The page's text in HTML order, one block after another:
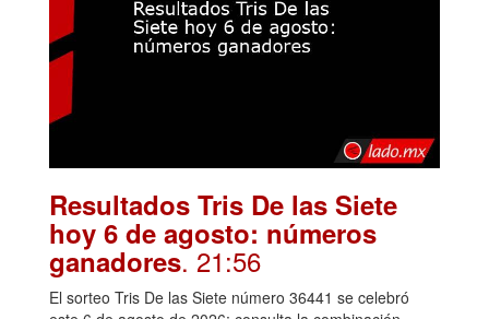
Resultados Tris De las Siete
hoy 6 de agosto: números
ganadores. 21:56
El sorteo Tris De las Siete número 36441 se celebró